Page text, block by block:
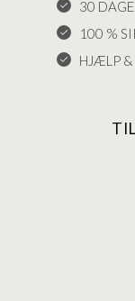
30
100 %
HJÆLP